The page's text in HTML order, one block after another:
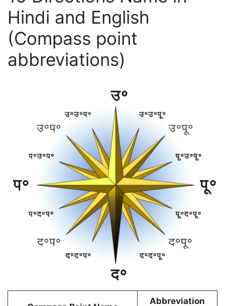
Hindi and English
(Compass point
abbreviations)
Abbreviation